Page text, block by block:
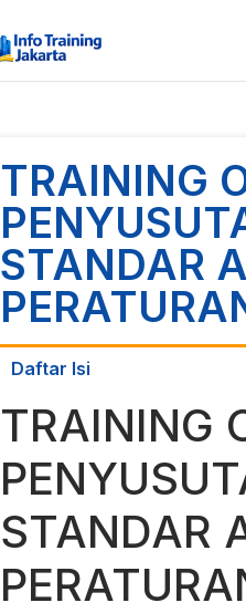
TRAINING
STANDAR
Daftar Isi
TRAINING
STANDAR